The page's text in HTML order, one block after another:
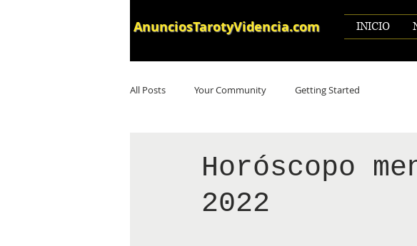
AnunciosTarotyVidencia.com INICIO
All Posts Your Community Getting Started
Horóscopo
2022